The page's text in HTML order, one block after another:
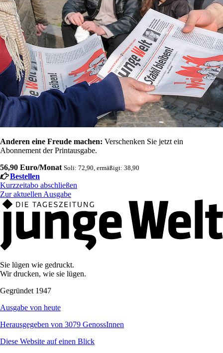
Anderen eine Freude machen: Verschenken Sie jetzt ein
Abonnement der Printausgabe.
56,90 Euro/Monat Soli: 72,90, ermäßigt: 38,90
Bestellen
Kurzzeitabo abschließen
Zur aktuellen Ausgabe
Sie lügen wie gedruckt.
Wir drucken, wie sie lügen.
Gegründet 1947
Ausgabe von heute
Herausgegeben von 3079 GenossInnen
Diese Website auf einen Blick